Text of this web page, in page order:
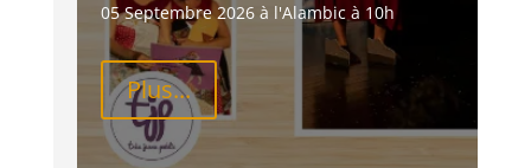
05 Septembre 2026 à l'Alambic à 10h
Plus...